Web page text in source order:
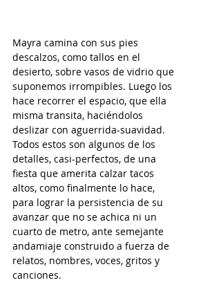
Mayra camina con sus pies
descalzos, como tallos en el
desierto, sobre vasos de vidrio que
suponemos irrompibles. Luego los
hace recorrer el espacio, que ella
misma transita, haciéndolos
deslizar con aguerrida-suavidad.
Todos estos son algunos de los
detalles, casi-perfectos, de una
fiesta que amerita calzar tacos
altos, como finalmente lo hace,
para lograr la persistencia de su
avanzar que no se achica ni un
cuarto de metro, ante semejante
andamiaje construido a fuerza de
relatos, nombres, voces, gritos y
canciones.